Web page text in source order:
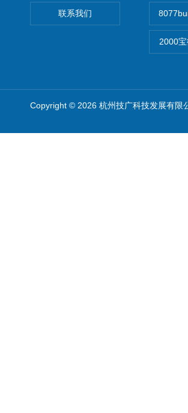
联系我们
2000
Copyright © 2026 杭州技广科技发展有限